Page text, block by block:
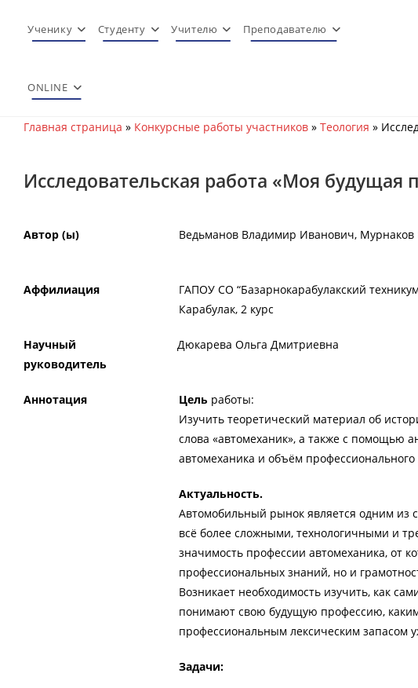
Ученику Студенту Учителю Преподавателю
ONLINE
Главная страница » Конкурсные работы участников » Теология »
Исследовательская работа «Моя будущая
Автор (ы) Ведьманов Владимир Иванович, Мурнаков
Аффилиация
ГАПОУ СО “Базарнокарабулакский
Карабулак, 2 курс
Научный
руководитель
Дюкарева Ольга Дмитриевна
Аннотация Цель работы:
Изучить теоретический материал об
слова «автомеханик», а также с помощью
автомеханика и объём
Актуальность.
Автомобильный рынок является одним из
всё более сложными, технологичными и
значимость профессии автомеханика, от
профессиональных знаний, но и
Возникает необходимость изучить, как
понимают свою будущую профессию,
профессиональным лексическим запасом
Задачи: